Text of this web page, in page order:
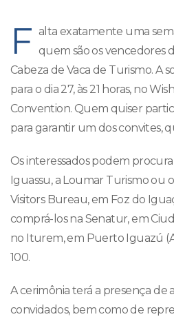
F alta exatamente uma
quem são os vencedores
Cabeza de Vaca de Turismo. A
para o dia 27, às 21 horas, no
Convention. Quem quiser
para garantir um dos convites,
Os interessados podem
Iguassu, a Loumar Turismo ou
Visitors Bureau, em Foz do
comprá-los na Senatur, em
no Iturem, em Puerto Iguazú
100.
A cerimônia terá a presença de
convidados, bem como de